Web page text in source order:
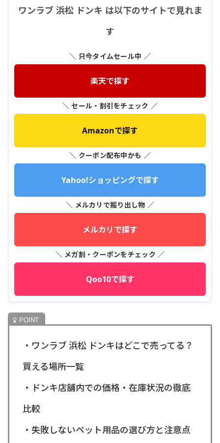
ワンラブ 浜松 ドンキ は以下のサイトで見れま
す
＼ 只今タイムセール中 ／
楽天で探す
＼ セール・割引をチェック ／
Amazonで探す
＼ クーポン配布中かも ／
Yahoo!ショッピングで探す
＼ メルカリで掘り出し物 ／
メルカリで探す
＼ メガ割・クーポンをチェック ／
Qoo10で探す
・ワンラブ 浜松 ドンキはどこで売ってる？
買える場所一覧
・ドンキ店舗内での価格・在庫状況の徹底
比較
・失敗しないペット用品の選び方と注意点